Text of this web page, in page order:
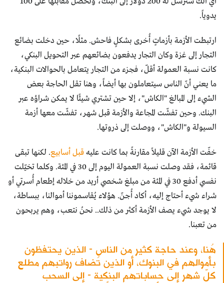
يدوياً.
ارتبطت الأزمة بأزماتٍ أُخرى بشكلٍ فاحش. مثلًا، حين دخلت بضائع
التجار إلى غزة وكان التجار يدفعون بضائعهم عبر التحويل البنكي،
كانت نسبة العمولة أقلّ، فجزء من التجار يتعامل بالحوالات البنكية،
ما يعني أنّ الناس سيتعاملون بها أيضاً، وهنا تقل الحاجة بعض
الشيء إلى المبالغ "الكاش"، إلا حين تشتري شيئًا لا يمكن شراؤه عبر
البنك. وحين تفشّت المجاعة والأزمة قبل شهر، تفشّت معها أزمة
السيولة و"الكاش"، ووصلت إلى ذروتها.
خفّت الأزمة الآن قليلاً مقارنةً بما كانت عليهقبل أسابيع. لكنها تبقى
قائمة، فقد وصلت نسبة العمولة اليوم إلى 30 في المئة. وكلما تخيّلت
نفسي أدفع 30 في المئة من مبلغ شخصي أريد من خلاله إطعام أُسرتي أو
شراء شيء أحتاج إليه، أكاد أُجنّ. هؤلاء يُقاسموننا أموالنا، ببساطة،
لا يوجد شيء يصف الأزمة أكثر من ذلك.. نحنُ نتعب، وهم يربحون
من تعبنا.
هُنا، وعند حاجة كثير من الناس - الذين يحتفظون
بأموالهم في البنوك، أو الذين تُضاف رواتبهم مطلع
كلّ شهر إلى حساباتهم البنكية - إلى السحب